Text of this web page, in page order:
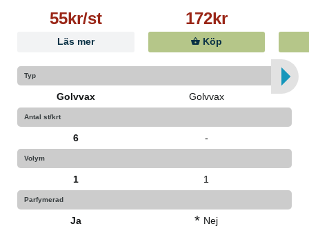
55kr/st
Läs mer
172kr
Köp
Typ
Golvvax Golvvax
Antal st/krt
6 -
Volym
1 1
Parfymerad
Ja * Nej